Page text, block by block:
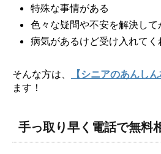
特殊な事情がある
色々な疑問や不安を解決し
病気があるけど受け入れてく
そんな方は、 【シニアのあんしん
ます！
手っ取り早く電話で無料